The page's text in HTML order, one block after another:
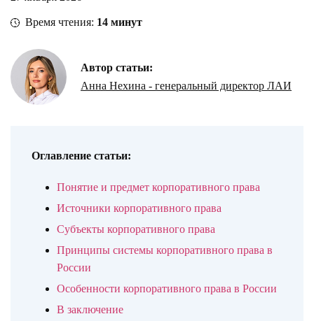
Время чтения: 14 минут
Автор статьи:
Анна Нехина - генеральный директор ЛАИ
Оглавление статьи:
Понятие и предмет корпоративного права
Источники корпоративного права
Субъекты корпоративного права
Принципы системы корпоративного права в
России
Особенности корпоративного права в России
В заключение